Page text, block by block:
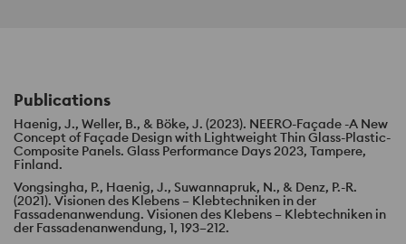
Publications
Haenig, J., Weller, B., & Böke, J. (2023). NEERO-Façade -A New
Concept of Façade Design with Lightweight Thin Glass-Plastic-
Composite Panels. Glass Performance Days 2023, Tampere,
Finland.
Vongsingha, P., Haenig, J., Suwannapruk, N., & Denz, P.-R.
(2021). Visionen des Klebens – Klebtechniken in der
Fassadenanwendung. Visionen des Klebens – Klebtechniken in
der Fassadenanwendung, 1, 193–212.